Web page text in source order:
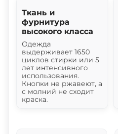
Ткань и
фурнитура
высокого класса
Одежда
выдерживает 1650
циклов стирки или 5
лет интенсивного
использования.
Кнопки не ржавеют, а
с молний не сходит
краска.